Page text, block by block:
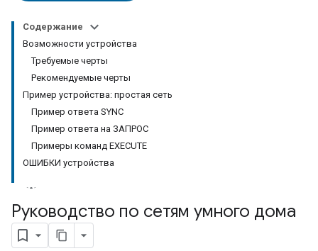
Содержание
Возможности устройства
Требуемые черты
Рекомендуемые черты
Пример устройства: простая сеть
Пример ответа SYNC
Пример ответа на ЗАПРОС
Примеры команд EXECUTE
ОШИБКИ устройства
Руководство по сетям умного дома